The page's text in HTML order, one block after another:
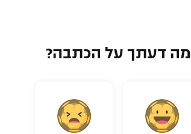
מה דעתך על הכתבה?